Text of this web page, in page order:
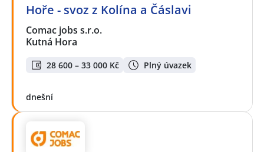
Hoře - svoz z Kolína a Čáslavi
Comac jobs s.r.o.
Kutná Hora
28 600 – 33 000 Kč Plný úvazek
dnešní